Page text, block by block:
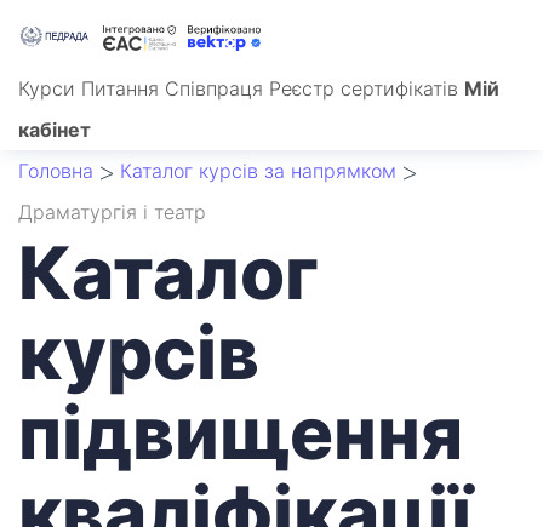
Курси Питання Співпраця Реєстр сертифікатів Мій
кабінет
Головна
Каталог курсів за напрямком
Драматургія і театр
Каталог
курсів
підвищення